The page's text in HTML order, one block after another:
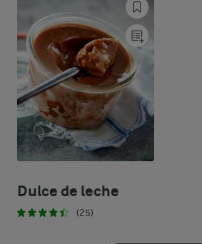
Dulce de leche
(25)